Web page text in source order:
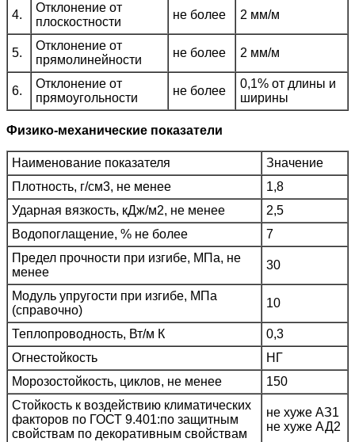
4.
Отклонение от
плоскостности
не более 2 мм/м
5.
Отклонение от
прямолинейности
не более 2 мм/м
6.
Отклонение от
прямоугольности
не более
0,1% от длины и
ширины
Физико-механические показатели
Наименование показателя
Значение
Плотность, г/см3, не менее
1,8
Ударная вязкость, кДж/м2, не менее
2,5
Водопоглащение, % не более
7
Предел прочности при изгибе, МПа, не
менее
30
Модуль упругости при изгибе, МПа
(справочно)
10
Теплопроводность, Вт/м К
0,3
Огнестойкость
НГ
Морозостойкость, циклов, не менее
150
Стойкость к воздействию климатических
факторов по ГОСТ 9.401:по защитным
свойствам по декоративным свойствам
не хуже АЗ1
не хуже АД2